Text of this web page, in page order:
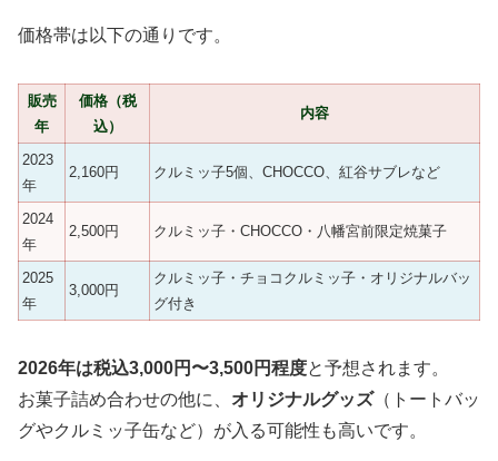
価格帯は以下の通りです。
販売
年
価格（税
込）
内容
2023
年
2,160円 クルミッ子5個、CHOCCO、紅谷サブレなど
2024
年
2,500円 クルミッ子・CHOCCO・八幡宮前限定焼菓子
2025
年
3,000円
クルミッ子・チョコクルミッ子・オリジナルバッ
グ付き
2026年は税込3,000円〜3,500円程度と予想されます。
お菓子詰め合わせの他に、 オリジナルグッズ（トートバッ
グやクルミッ子缶など）が入る可能性も高いです。